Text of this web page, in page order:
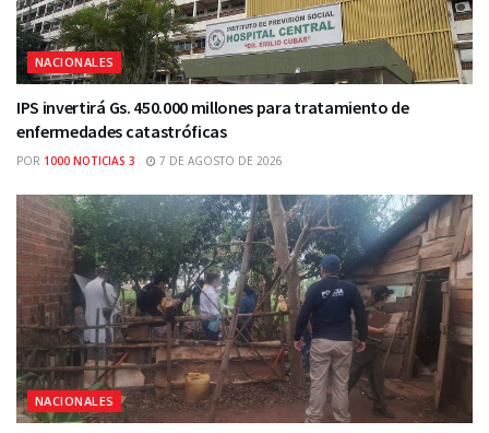
NACIONALES
IPS invertirá Gs. 450.000 millones para tratamiento de
enfermedades catastróficas
POR 1000 NOTICIAS 3 7 DE AGOSTO DE 2026
NACIONALES